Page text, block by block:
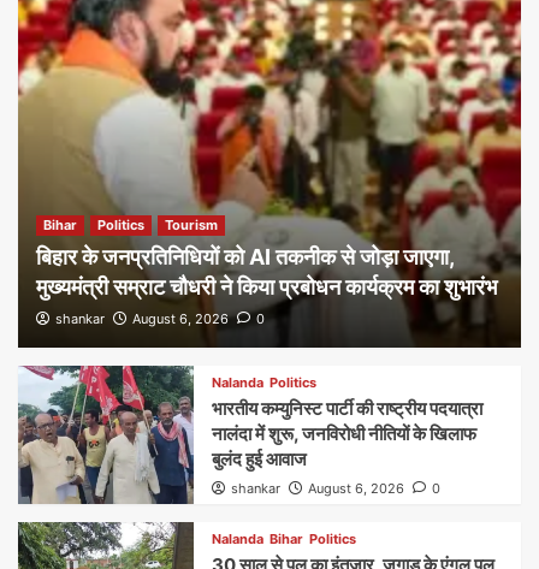
Bihar Politics Tourism
बिहार के जनप्रतिनिधियों को AI तकनीक से जोड़ा जाएगा,
मुख्यमंत्री सम्राट चौधरी ने किया प्रबोधन कार्यक्रम का शुभारंभ
shankar August 6, 2026 0
Nalanda Politics
भारतीय कम्युनिस्ट पार्टी की राष्ट्रीय पदयात्रा
नालंदा में शुरू, जनविरोधी नीतियों के खिलाफ
बुलंद हुई आवाज
shankar August 6, 2026 0
Nalanda Bihar Politics